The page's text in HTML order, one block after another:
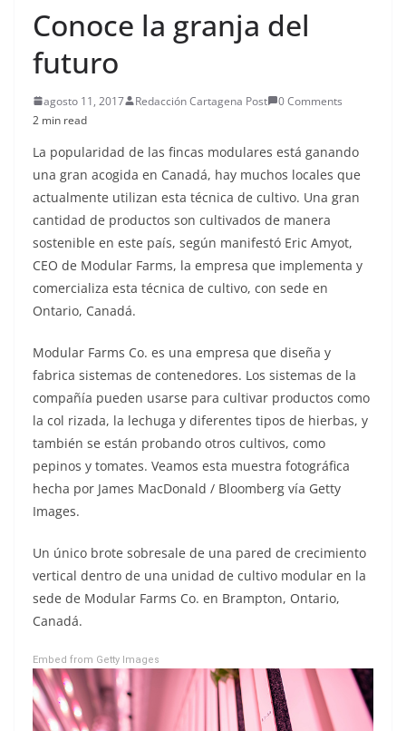
Conoce la granja del
futuro
agosto 11, 2017 Redacción Cartagena Post
0 Comments
2 min read
La popularidad de las fincas modulares está ganando
una gran acogida en Canadá, hay muchos locales que
actualmente utilizan esta técnica de cultivo. Una gran
cantidad de productos son cultivados de manera
sostenible en este país, según manifestó Eric Amyot,
CEO de Modular Farms, la empresa que implementa y
comercializa esta técnica de cultivo, con sede en
Ontario, Canadá.
Modular Farms Co. es una empresa que diseña y
fabrica sistemas de contenedores. Los sistemas de la
compañía pueden usarse para cultivar productos como
la col rizada, la lechuga y diferentes tipos de hierbas, y
también se están probando otros cultivos, como
pepinos y tomates. Veamos esta muestra fotográfica
hecha por James MacDonald / Bloomberg vía Getty
Images.
Un único brote sobresale de una pared de crecimiento
vertical dentro de una unidad de cultivo modular en la
sede de Modular Farms Co. en Brampton, Ontario,
Canadá.
Embed from Getty Images